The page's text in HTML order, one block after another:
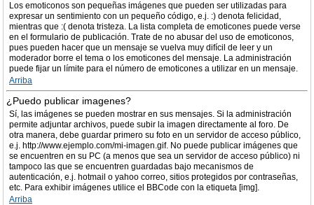
Los emoticonos son pequeñas imágenes que pueden ser utilizadas para
expresar un sentimiento con un pequeño código, e.j. :) denota felicidad,
mientras que :( denota tristeza. La lista completa de emoticones puede verse
en el formulario de publicación. Trate de no abusar del uso de emoticonos,
pues pueden hacer que un mensaje se vuelva muy difícil de leer y un
moderador borre el tema o los emoticones del mensaje. La administración
puede fijar un límite para el número de emoticones a utilizar en un mensaje.
Arriba
¿Puedo publicar imagenes?
Sí, las imágenes se pueden mostrar en sus mensajes. Si la administración
permite adjuntar archivos, puede subir la imagen directamente al foro. De
otra manera, debe guardar primero su foto en un servidor de acceso público,
e.j. http://www.ejemplo.com/mi-imagen.gif. No puede publicar imágenes que
se encuentren en su PC (a menos que sea un servidor de acceso público) ni
tampoco las que se encuentren guardadas bajo mecanismos de
autenticación, e.j. hotmail o yahoo correo, sitios protegidos por contraseñas,
etc. Para exhibir imágenes utilice el BBCode con la etiqueta [img].
Arriba